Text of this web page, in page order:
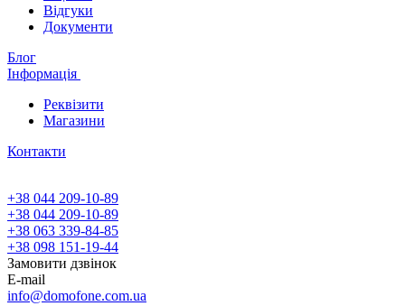
Відгуки
Документи
Блог
Інформація
Реквізити
Магазини
Контакти
+38 044 209-10-89
+38 044 209-10-89
+38 063 339-84-85
+38 098 151-19-44
Замовити дзвінок
E-mail
info@domofone.com.ua